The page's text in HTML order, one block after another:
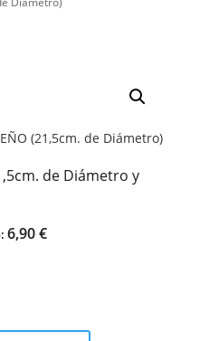
(21,5cm. de Diámetro)
de Diámetro y
6,90€